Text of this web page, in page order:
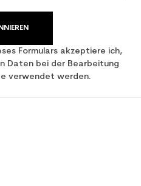
Formulars akzeptiere ich,
Daten bei der Bearbeitung
verwendet werden.